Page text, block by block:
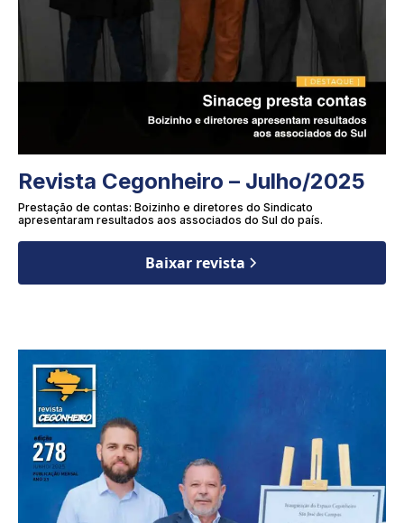
Revista Cegonheiro – Julho/2025
Prestação de contas: Boizinho e diretores do Sindicato
apresentaram resultados aos associados do Sul do país.
Baixar revista